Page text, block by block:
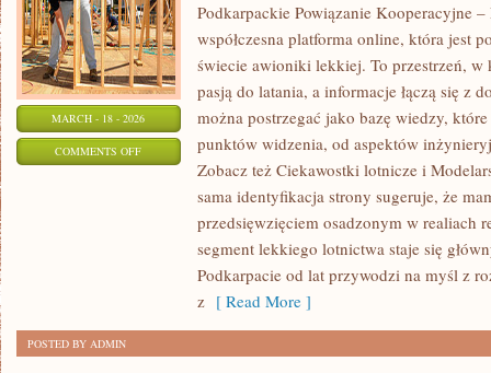
MARCH - 18 - 2026
COMMENTS OFFON
KOSMONAUTYKA
SUBORBITALNE
Podkarpackie Powiązanie Kooperacyjne
współczesna platforma online, która jest
świecie awioniki lekkiej. To przestrzeń,
pasją do latania, a informacje łączą się z
można postrzegać jako bazę wiedzy,
punktów widzenia, od aspektów
Zobacz też Ciekawostki lotnicze i
sama identyfikacja strony sugeruje, że
przedsięwzięciem osadzonym w realiach
segment lekkiego lotnictwa staje się
Podkarpacie od lat przywodzi na myśl z
z [ Read More ]
POSTED BY ADMIN